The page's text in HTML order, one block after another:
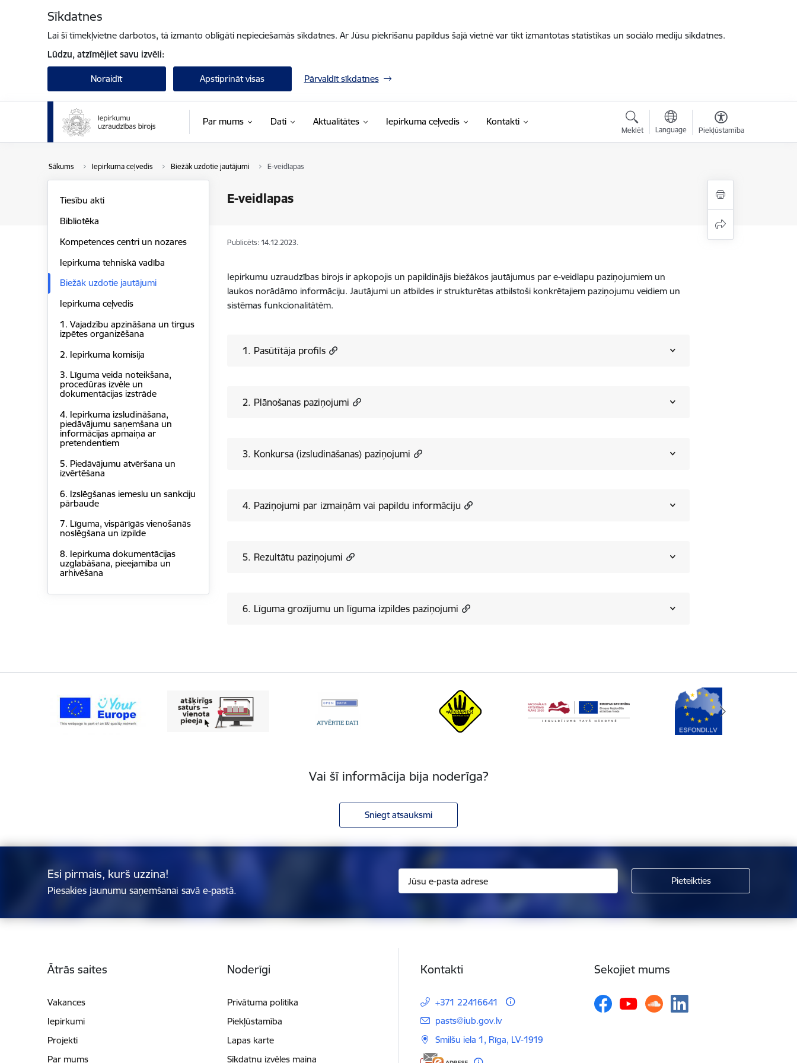
Sīkdatnes
Lai šī tīmekļvietne darbotos, tā izmanto obligāti nepieciešamās sīkdatnes. Ar Jūsu piekrišanu papildus šajā vietnē var tikt izmantotas statistikas un sociālo mediju sīkdatnes.
Lūdzu, atzīmējiet savu izvēli:
Noraidīt Apstiprināt visas Pārvaldīt sīkdatnes
Par mums Dati Aktualitātes Iepirkuma ceļvedis Kontakti
Meklēt Language Piekļūstamība
Sākums Iepirkuma ceļvedis Biežāk uzdotie jautājumi E-veidlapas
E-veidlapas
Tiesību akti
Bibliotēka
Kompetences centri un nozares
Iepirkuma tehniskā vadība
Biežāk uzdotie jautājumi
Iepirkuma ceļvedis
1. Vajadzību apzināšana un tirgus
izpētes organizēšana
2. Iepirkuma komisija
3. Līguma veida noteikšana,
procedūras izvēle un
dokumentācijas izstrāde
4. Iepirkuma izsludināšana,
piedāvājumu saņemšana un
informācijas apmaiņa ar
pretendentiem
5. Piedāvājumu atvēršana un
izvērtēšana
6. Izslēgšanas iemeslu un sankciju
pārbaude
7. Līguma, vispārīgās vienošanās
noslēgšana un izpilde
8. Iepirkuma dokumentācijas
uzglabāšana, pieejamība un
arhivēšana
Publicēts: 14.12.2023.
Iepirkumu uzraudzības birojs ir apkopojis un papildinājis biežākos jautājumus par e-veidlapu paziņojumiem un
laukos norādāmo informāciju. Jautājumi un atbildes ir strukturētas atbilstoši konkrētajiem paziņojumu veidiem un
sistēmas funkcionalitātēm.
1. Pasūtītāja profils
2. Plānošanas paziņojumi
3. Konkursa (izsludināšanas) paziņojumi
4. Paziņojumi par izmaiņām vai papildu informāciju
5. Rezultātu paziņojumi
6. Līguma grozījumu un līguma izpildes paziņojumi
Vai šī informācija bija noderīga?
Sniegt atsauksmi
Esi pirmais, kurš uzzina!
Piesakies jaunumu saņemšanai savā e-pastā.
Ātrās saites
Vakances
Iepirkumi
Projekti
Par mums
Noderīgi
Privātuma politika
Piekļūstamība
Lapas karte
Sīkdatņu izvēles maiņa
Kontakti
+371 22416641
E-pasts:
pasts@iub.gov.lv
Smilšu iela 1, Rīga, LV-1919
Sekojiet mums